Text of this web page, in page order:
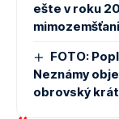
ešte v roku
FOTO:
Neznámy
obrovský